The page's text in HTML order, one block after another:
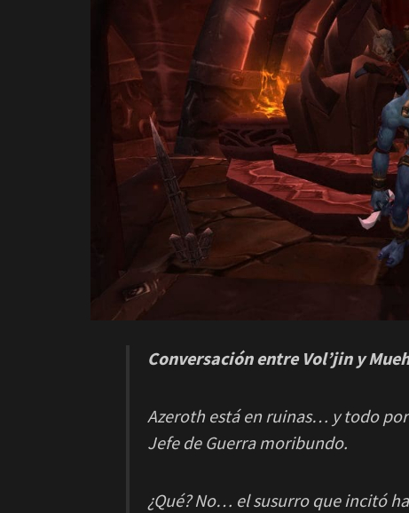
Conversación entre Vol’jin y
Azeroth está en ruinas… y todo
Jefe de Guerra moribundo.
¿Qué? No… el susurro que incitó